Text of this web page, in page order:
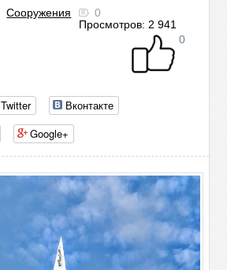
Сооружения
0
Просмотров: 2 941
0
Twitter
Вконтакте
Google+